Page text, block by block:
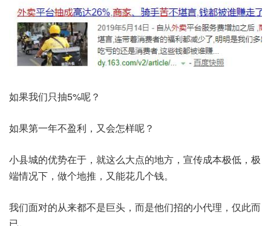
如果我们只抽5%呢？
如果第一年不盈利，又会怎样呢？
小县城的优势在于，就这么大点的地方，宣传成本极低，极
端情况下，做个地推，又能花几个钱。
我们面对的从来都不是巨头，而是他们招的小代理，仅此而